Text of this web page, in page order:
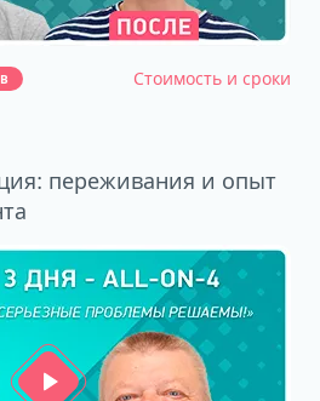
Стоимость и сроки
переживания и опыт